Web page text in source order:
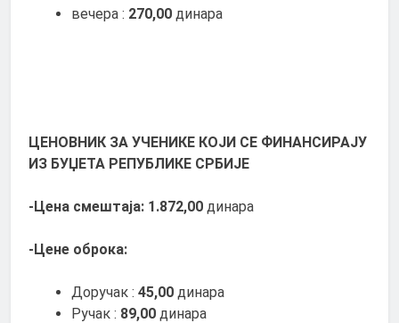
вечера : 270,00 динара
ЦЕНОВНИК ЗА УЧЕНИКЕ КОЈИ СЕ ФИНАНСИРАЈУ
ИЗ БУЏЕТА РЕПУБЛИКЕ СРБИЈЕ
-Цена смештаја: 1.872,00 динара
-Цене оброка:
Доручак : 45,00 динара
Ручак : 89,00 динара